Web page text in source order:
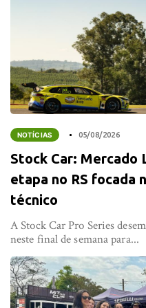
NOTÍCIAS 05/08/2026
Stock Car: Mercado
etapa no RS focada
técnico
A Stock Car Pro Series
neste final de semana para...